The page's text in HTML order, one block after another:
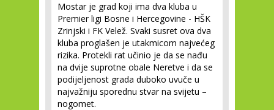
Mostar je grad koji ima dva kluba u
Premier ligi Bosne i Hercegovine - HŠK
Zrinjski i FK Velež. Svaki susret ova dva
kluba proglašen je utakmicom najvećeg
rizika. Protekli rat učinio je da se nađu
na dvije suprotne obale Neretve i da se
podijeljenost grada duboko uvuče u
najvažniju sporednu stvar na svijetu –
nogomet.